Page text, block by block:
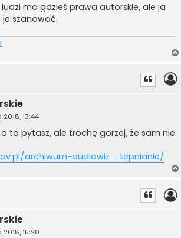
ma gdzieś prawa autorskie, ale ja
szanować.
13:44
to pytasz, ale trochę gorzej, że sam nie
archiwum-audiowiz ... tepnianie/
15:20